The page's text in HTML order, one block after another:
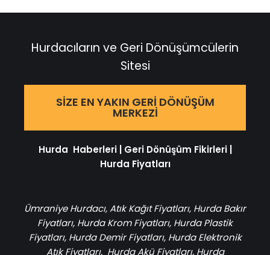
Hurdacıların ve Geri Dönüşümcülerin
Sitesi
SIZE EN YAKIN GERI DÖNÜŞÜM
MERKEZI
Hurda Haberleri| Geri Dönüşüm Fikirleri|
Hurda Fiyatları
Ümraniye Hurdacı,Atık Kağıt Fiyatları, Hurda Bakır
Fiyatları, Hurda Krom Fiyatları, Hurda Plastik
Fiyatları, Hurda Demir Fiyatları, Hurda Elektronik
Atık Fiyatları, Hurda Akü Fiyatları,Hurda